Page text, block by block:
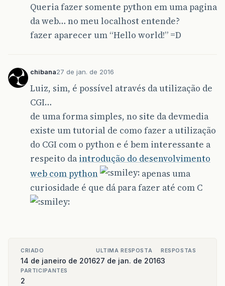
Queria fazer somente python em uma pagina
da web… no meu localhost entende?
fazer aparecer um “Hello world!” =D
chibana27 de jan. de 2016
Luiz, sim, é possível através da utilização de
CGI…
de uma forma simples, no site da devmedia
existe um tutorial de como fazer a utilização
do CGI com o python e é bem interessante a
respeito da introdução do desenvolvimento
web com python
apenas uma
curiosidade é que dá para fazer até com C
CRIADO
14 de janeiro de 2016
ULTIMA RESPOSTA
27 de jan. de 2016
RESPOSTAS
3
PARTICIPANTES
2